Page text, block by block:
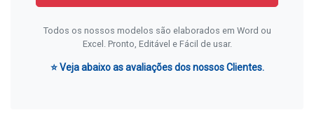
Todos os nossos modelos são elaborados em Word ou
Excel. Pronto, Editável e Fácil de usar.
⭐ Veja abaixo as avaliações dos nossos Clientes.